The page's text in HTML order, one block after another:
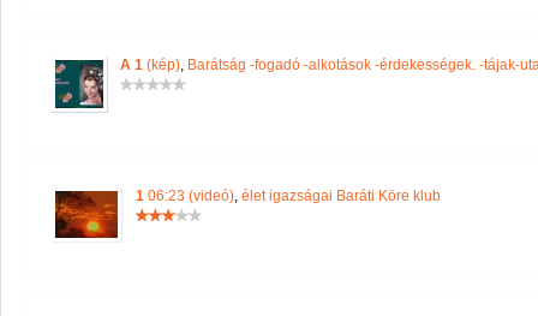
A 1 (kép), Barátság -fogadó -alkotások -érdekességek. -tájak-
1 06:23 (videó), élet igazságai Baráti Köre klub